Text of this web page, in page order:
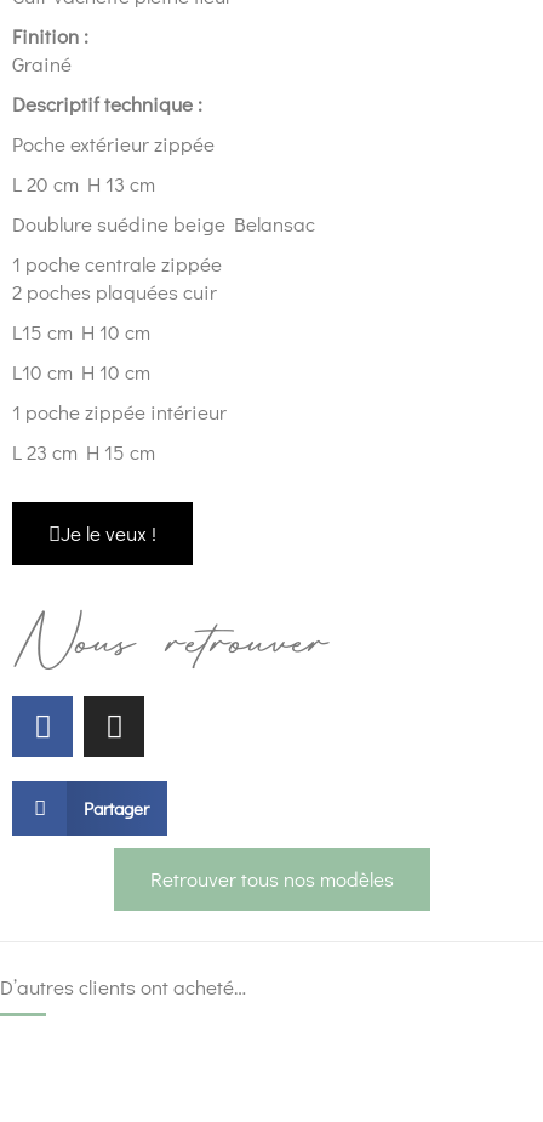
Finition :
Grainé
Descriptif technique :
Poche extérieur zippée
L 20 cm H 13 cm
Doublure suédine beige Belansac
1 poche centrale zippée
2 poches plaquées cuir
L15 cm H 10 cm
L10 cm H 10 cm
1 poche zippée intérieur
L 23 cm H 15 cm
Je le veux !
Nous retrouver
Partager
Retrouver tous nos modèles
D’autres clients ont acheté…